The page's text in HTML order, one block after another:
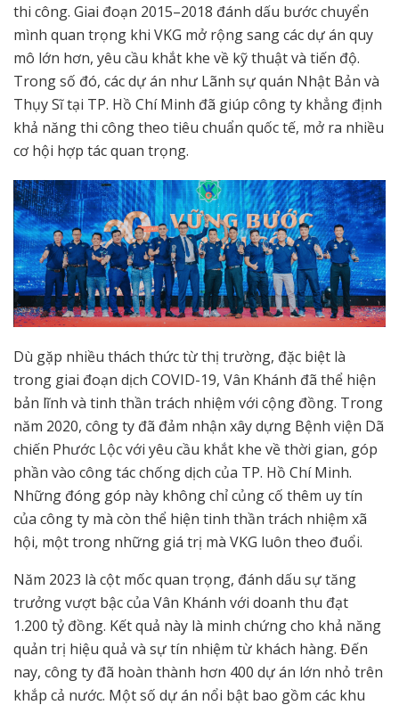
thi công. Giai đoạn 2015–2018 đánh dấu bước chuyển
mình quan trọng khi VKG mở rộng sang các dự án quy
mô lớn hơn, yêu cầu khắt khe về kỹ thuật và tiến độ.
Trong số đó, các dự án như Lãnh sự quán Nhật Bản và
Thụy Sĩ tại TP. Hồ Chí Minh đã giúp công ty khẳng định
khả năng thi công theo tiêu chuẩn quốc tế, mở ra nhiều
cơ hội hợp tác quan trọng.
Dù gặp nhiều thách thức từ thị trường, đặc biệt là
trong giai đoạn dịch COVID-19, Vân Khánh đã thể hiện
bản lĩnh và tinh thần trách nhiệm với cộng đồng. Trong
năm 2020, công ty đã đảm nhận xây dựng Bệnh viện Dã
chiến Phước Lộc với yêu cầu khắt khe về thời gian, góp
phần vào công tác chống dịch của TP. Hồ Chí Minh.
Những đóng góp này không chỉ củng cố thêm uy tín
của công ty mà còn thể hiện tinh thần trách nhiệm xã
hội, một trong những giá trị mà VKG luôn theo đuổi.
Năm 2023 là cột mốc quan trọng, đánh dấu sự tăng
trưởng vượt bậc của Vân Khánh với doanh thu đạt
1.200 tỷ đồng. Kết quả này là minh chứng cho khả năng
quản trị hiệu quả và sự tín nhiệm từ khách hàng. Đến
nay, công ty đã hoàn thành hơn 400 dự án lớn nhỏ trên
khắp cả nước. Một số dự án nổi bật bao gồm các khu